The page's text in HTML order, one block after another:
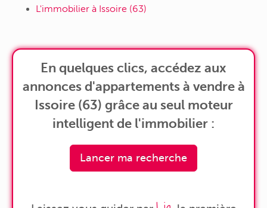
L'immobilier à Issoire (63)
En quelques clics, accédez aux
annonces d'appartements à vendre à
Issoire (63) grâce au seul moteur
intelligent de l'immobilier :
Lancer ma recherche